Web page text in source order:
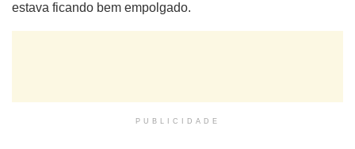
estava ficando bem empolgado.
PUBLICIDADE